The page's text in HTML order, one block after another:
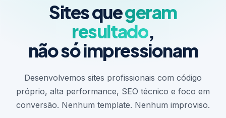
Sites quegeram
resultado,
não só impressionam
Desenvolvemos sites profissionais com código
próprio, alta performance, SEO técnico e foco em
conversão. Nenhum template. Nenhum improviso.